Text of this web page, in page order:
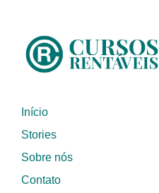
Início
Stories
Sobre nós
Contato